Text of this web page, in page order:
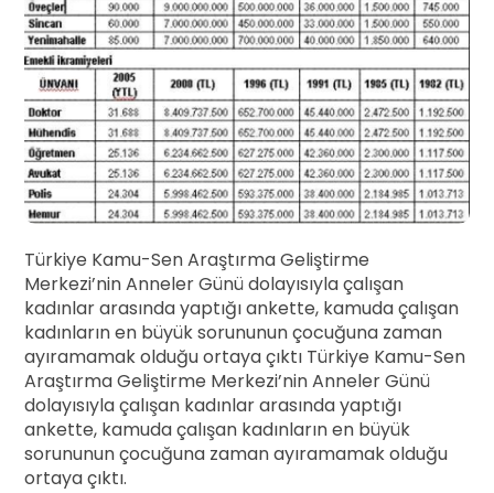
Türkiye Kamu-Sen Araştırma Geliştirme
Merkezi’nin Anneler Günü dolayısıyla çalışan
kadınlar arasında yaptığı ankette, kamuda çalışan
kadınların en büyük sorununun çocuğuna zaman
ayıramamak olduğu ortaya çıktı Türkiye Kamu-Sen
Araştırma Geliştirme Merkezi’nin Anneler Günü
dolayısıyla çalışan kadınlar arasında yaptığı
ankette, kamuda çalışan kadınların en büyük
sorununun çocuğuna zaman ayıramamak olduğu
ortaya çıktı.